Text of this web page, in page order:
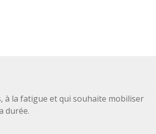
à la fatigue et qui souhaite mobiliser
durée.